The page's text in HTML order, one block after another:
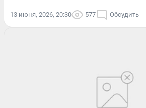
13 июня, 2026, 20:30 577 Обсудить